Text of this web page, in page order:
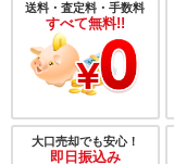
送料・査定料・手数料
すべて無料!!
大口売却でも安心！
即日振込み